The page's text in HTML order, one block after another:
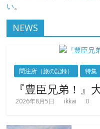
い。
NEWS
問注所（旅の記録） 特集
『豊臣兄弟！』
2026年8月5日 ikkai 0